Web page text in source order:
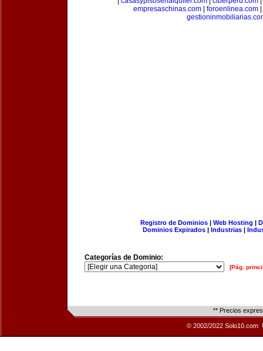
empresaschinas.com| foroenlinea.com|
Registro de Dominios| Web Hosting |
Dominios Expirados | Industrias |
Categorías de Dominio:
[Pág.
** Precios
© 2002/2022 Solo10.com